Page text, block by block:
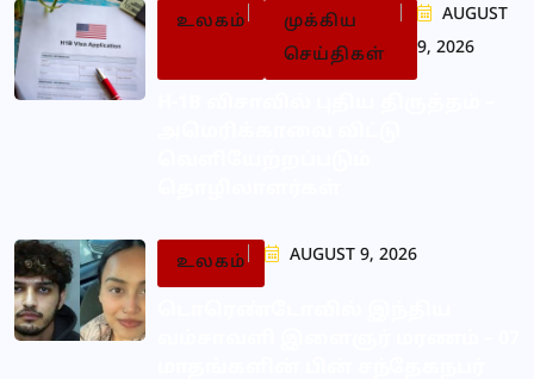
உலகம்
முக்கிய
செய்திகள்
AUGUST
9, 2026
உலகம் AUGUST 9, 2026